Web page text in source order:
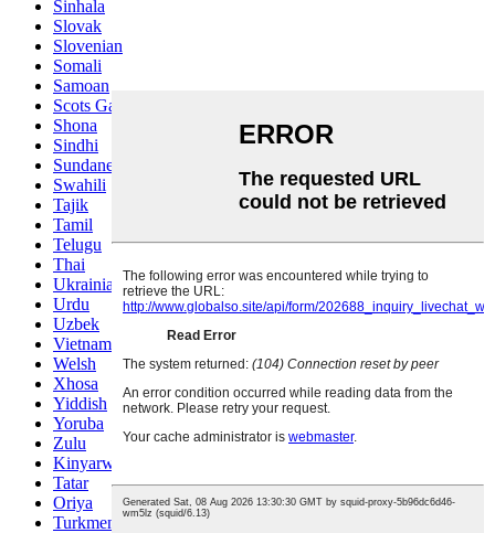
Sinhala
Slovak
Slovenian
Somali
Samoan
Scots Gaelic
Shona
Sindhi
Sundanese
Swahili
Tajik
Tamil
Telugu
Thai
Ukrainian
Urdu
Uzbek
Vietnamese
Welsh
Xhosa
Yiddish
Yoruba
Zulu
Kinyarwanda
Tatar
Oriya
Turkmen